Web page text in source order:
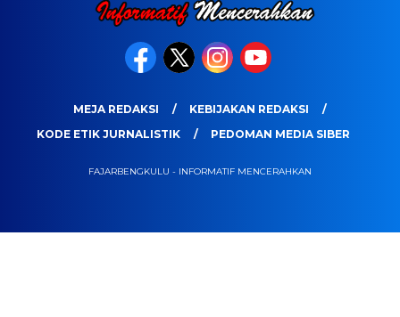
MEJA REDAKSI
KEBIJAKAN REDAKSI
KODE ETIK JURNALISTIK
PEDOMAN MEDIA SIBER
FAJARBENGKULU - INFORMATIF MENCERAHKAN